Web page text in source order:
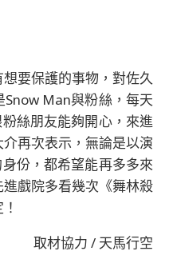
要保護的事物，對佐久
Man與粉絲，每天
絲朋友能夠開心，來進
再次表示，無論是以演
份，都希望能再多多來
戲院多看幾次《舞林殺
取材協力 / 天馬行空